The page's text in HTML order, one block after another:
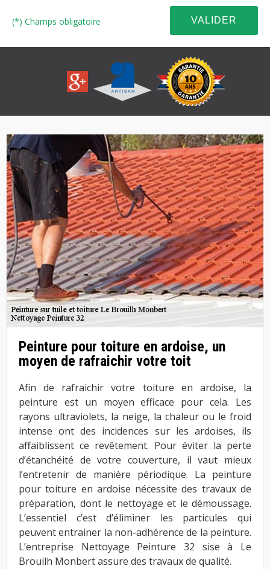
(*) Champs obligatoire
Peinture pour toiture en ardoise, un
moyen de rafraichir votre toit
Afin de rafraichir votre toiture en ardoise, la
peinture est un moyen efficace pour cela. Les
rayons ultraviolets, la neige, la chaleur ou le froid
intense ont des incidences sur les ardoises, ils
affaiblissent ce revêtement. Pour éviter la perte
d’étanchéité de votre couverture, il vaut mieux
l’entretenir de manière périodique. La peinture
pour toiture en ardoise nécessite des travaux de
préparation, dont le nettoyage et le démoussage.
L’essentiel c’est d’éliminer les particules qui
peuvent entrainer la non-adhérence de la peinture.
L’entreprise Nettoyage Peinture 32 sise à Le
Brouilh Monbert assure des travaux de qualité.